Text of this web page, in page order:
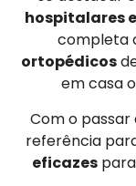
hospitalares
completa
ortopédicos
em casa
Com o passar
referência
eficazespara